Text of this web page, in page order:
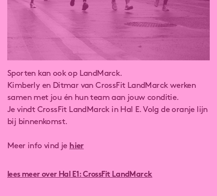
Sporten kan ook op LandMarck.
Kimberly en Ditmar van CrossFit LandMarck werken
samen met jou én hun team aan jouw conditie.
Je vindt CrossFit LandMarck in Hal E. Volg de oranje lijn
bij binnenkomst.
Meer info vind je hier
lees meer over Hal E1: CrossFit LandMarck